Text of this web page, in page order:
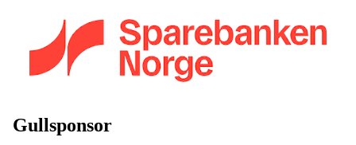
Gullsponsor